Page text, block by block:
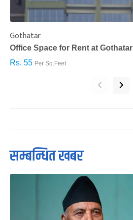
Gothatar
Office Space for Rent at Gothatar
Rs. 55 Per Sq.Feet
‹ ›
सम्बन्धित खबर